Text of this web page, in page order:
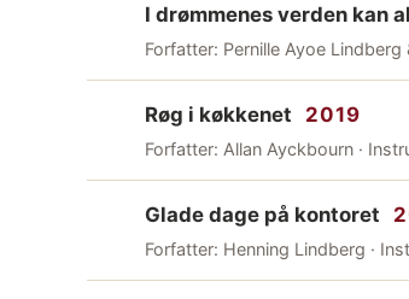
I drømmenes verden kan
Forfatter: Pernille Ayoe
Røg i køkkenet 2019
Forfatter: Allan Ayckbourn ·
Glade dage på kontoret
Forfatter: Henning Lindberg ·